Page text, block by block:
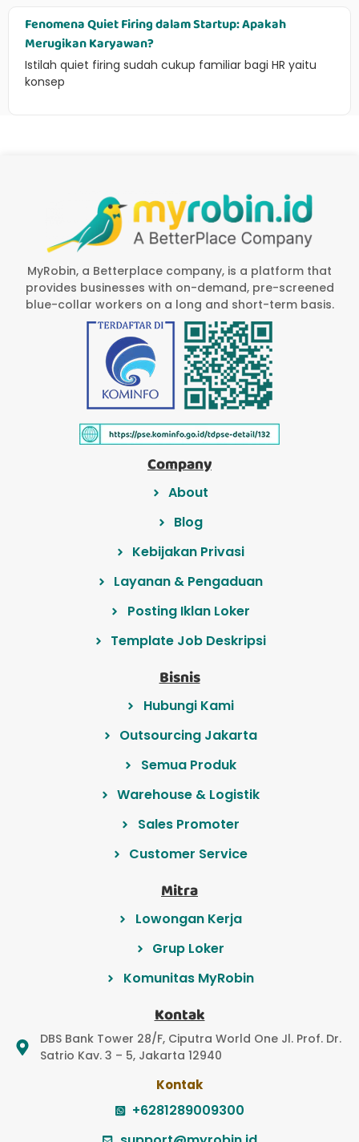
Fenomena Quiet Firing dalam Startup: Apakah
Merugikan Karyawan?
Istilah quiet firing sudah cukup familiar bagi HR yaitu
konsep
MyRobin, a Betterplace company, is a platform that
provides businesses with on-demand, pre-screened
blue-collar workers on a long and short-term basis.
Company
About
Blog
Kebijakan Privasi
Layanan & Pengaduan
Posting Iklan Loker
Template Job Deskripsi
Bisnis
Hubungi Kami
Outsourcing Jakarta
Semua Produk
Warehouse & Logistik
Sales Promoter
Customer Service
Mitra
Lowongan Kerja
Grup Loker
Komunitas MyRobin
Kontak
DBS Bank Tower 28/F, Ciputra World One Jl. Prof. Dr.
Satrio Kav. 3 – 5, Jakarta 12940
Kontak
+6281289009300